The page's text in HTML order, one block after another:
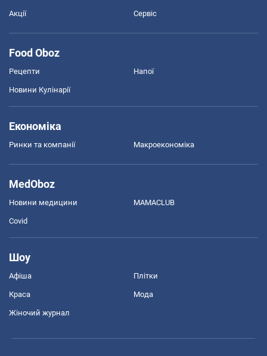
Акції Сервіс
Food Oboz
Рецепти Напої
Новини Кулінарії
Економіка
Ринки та компанії Макроекономіка
MedOboz
Новини медицини MAMACLUB
Covid
Шоу
Афіша Плітки
Краса Мода
Жіночий журнал